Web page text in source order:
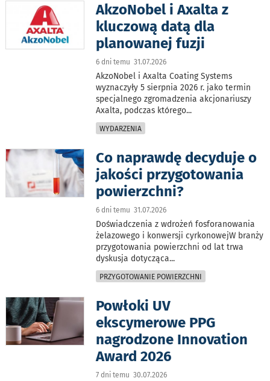
AkzoNobel i Axalta z
kluczową datą dla
planowanej fuzji
6 dni temu 31.07.2026
AkzoNobel i Axalta Coating Systems
wyznaczyły 5 sierpnia 2026 r. jako termin
specjalnego zgromadzenia akcjonariuszy
Axalta, podczas którego...
WYDARZENIA
Co naprawdę decyduje o
jakości przygotowania
powierzchni?
6 dni temu 31.07.2026
Doświadczenia z wdrożeń fosforanowania
żelazowego i konwersji cyrkonowejW branży
przygotowania powierzchni od lat trwa
dyskusja dotycząca...
PRZYGOTOWANIE POWIERZCHNI
Powłoki UV
ekscymerowe PPG
nagrodzone Innovation
Award 2026
7 dni temu 30.07.2026